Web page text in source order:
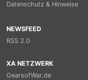
Datenschutz & Hinweise
NEWSFEED
RSS 2.0
XA NETZWERK
GearsofWar.de